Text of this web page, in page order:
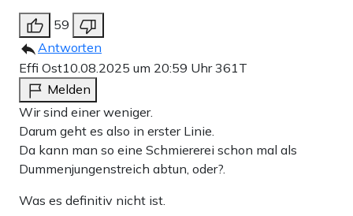
59
Antworten
Effi Ost10.08.2025 um 20:59 Uhr361T
Melden
Wir sind einer weniger.
Darum geht es also in erster Linie.
Da kann man so eine Schmiererei schon mal als
Dummenjungenstreich abtun, oder?.
Was es definitiv nicht ist.